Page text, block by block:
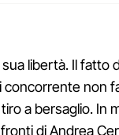
libertà. Il fatto
concorrente non
a bersaglio. In
di Andrea